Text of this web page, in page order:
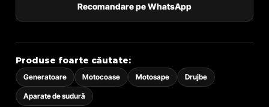
Recomandare pe WhatsApp
Produse foarte căutate:
Generatoare Motocoase Motosape Drujbe
Aparate de sudură